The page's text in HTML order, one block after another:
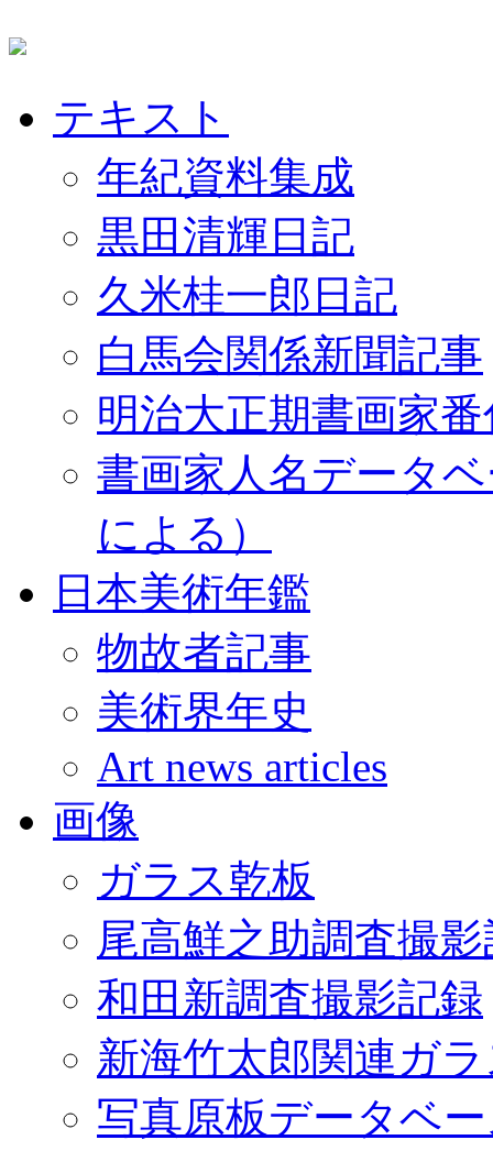
テキスト
年紀資料集成
黒田清輝日記
久米桂一郎日記
白馬会関係新聞記事
明治大正期書画家
書画家人名データ
による）
日本美術年鑑
物故者記事
美術界年史
Art news articles
画像
ガラス乾板
尾高鮮之助調査撮
和田新調査撮影記録
新海竹太郎関連ガ
写真原板データベ